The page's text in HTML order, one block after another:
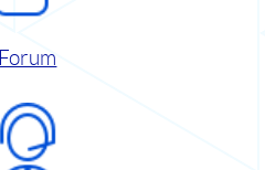
Forum